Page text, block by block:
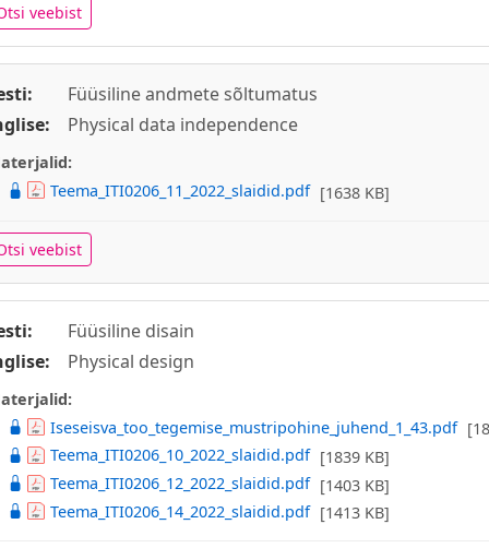
veebist
Füüsiline andmete sõltumatus
Physical data independence
Teema_ITI0206_11_2022_slaidid.pdf [1638 KB]
veebist
Füüsiline disain
Physical design
Iseseisva_too_tegemise_mustripohine_juhend_1_43.pdf
Teema_ITI0206_10_2022_slaidid.pdf [1839 KB]
Teema_ITI0206_12_2022_slaidid.pdf [1403 KB]
Teema_ITI0206_14_2022_slaidid.pdf [1413 KB]